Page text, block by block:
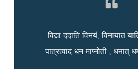
विद्या ददाति विनयं, विनायात
पात्रत्वाद धन माप्नोती , धनात्